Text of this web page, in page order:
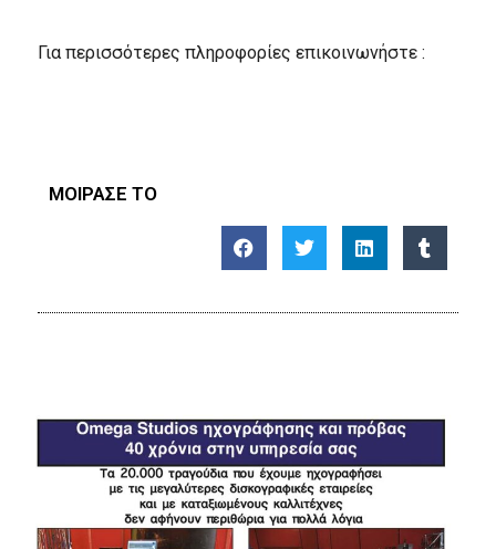
Για περισσότερες πληροφορίες επικοινωνήστε :
ΜΟΙΡΑΣΕ ΤΟ